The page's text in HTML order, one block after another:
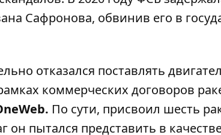
Сафронова, обвинив его в
отказался поставлять
коммерческих договоров
По сути, присвоил шесть
пытался представить в